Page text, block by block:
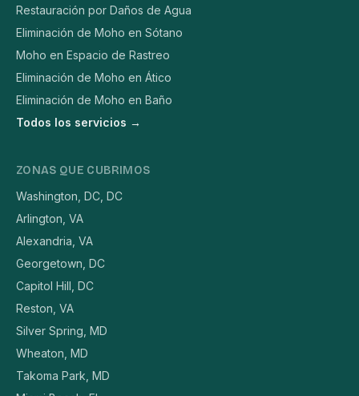
Restauración por Daños de Agua
Eliminación de Moho en Sótano
Moho en Espacio de Rastreo
Eliminación de Moho en Ático
Eliminación de Moho en Baño
Todos los servicios →
ZONAS QUE CUBRIMOS
Washington, DC, DC
Arlington, VA
Alexandria, VA
Georgetown, DC
Capitol Hill, DC
Reston, VA
Silver Spring, MD
Wheaton, MD
Takoma Park, MD